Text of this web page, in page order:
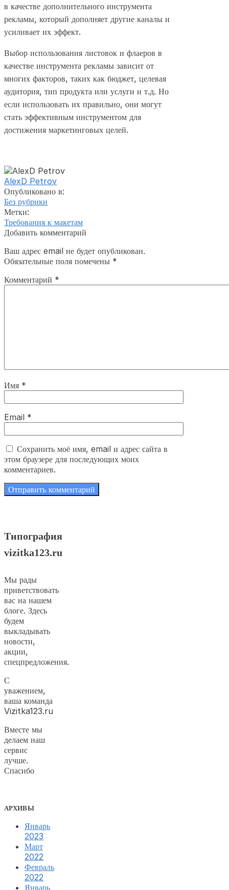
в качестве дополнительного инструмента
рекламы, который дополняет другие каналы и
усиливает их эффект.
Выбор использования листовок и флаеров в
качестве инструмента рекламы зависит от
многих факторов, таких как бюджет, целевая
аудитория, тип продукта или услуги и т.д. Но
если использовать их правильно, они могут
стать эффективным инструментом для
достижения маркетинговых целей.
AlexD Petrov
Опубликовано в:
Без рубрики
Метки:
Требования к макетам
Добавить комментарий
Ваш адрес email не будет опубликован.
Обязательные поля помечены *
Комментарий *
Имя *
Email *
Сохранить моё имя, email и адрес сайта в
этом браузере для последующих моих
комментариев.
Типография
vizitka123.ru
Мы рады
приветствовать
вас на нашем
блоге. Здесь
будем
выкладывать
новости,
акции,
спецпредложения.
С
уважением,
ваша команда
Vizitka123.ru
Вместе мы
делаем наш
сервис
лучше.
Спасибо
АРХИВЫ
Январь
2023
Март
2022
Февраль
2022
Январь